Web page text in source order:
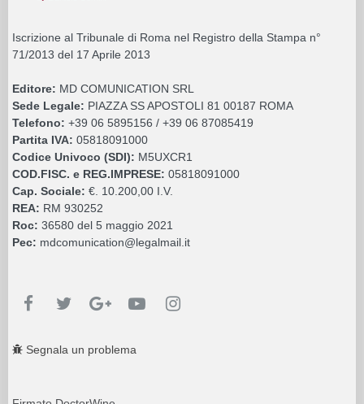
Iscrizione al Tribunale di Roma nel Registro della Stampa n°
71/2013 del 17 Aprile 2013
Editore: MD COMUNICATION SRL
Sede Legale: PIAZZA SS APOSTOLI 81 00187 ROMA
Telefono: +39 06 5895156 / +39 06 87085419
Partita IVA: 05818091000
Codice Univoco (SDI): M5UXCR1
COD.FISC. e REG.IMPRESE: 05818091000
Cap. Sociale: €. 10.200,00 I.V.
REA: RM 930252
Roc: 36580 del 5 maggio 2021
Pec: mdcomunication@legalmail.it
Segnala un problema